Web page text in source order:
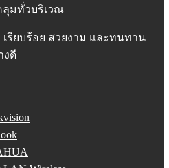
มทั่วบริเวณ
ยบร้อย สวยงาม และทนทาน
งดี